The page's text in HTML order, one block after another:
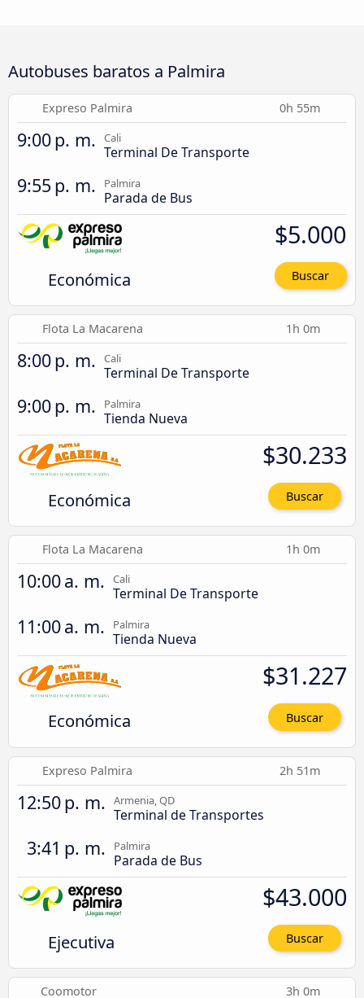
Autobuses baratos a Palmira
Expreso Palmira 0h 55m
9:00 p. m. Cali
Terminal De Transporte
9:55 p. m. Palmira
Parada de Bus
Económica
$5.000
Buscar
Flota La Macarena 1h 0m
8:00 p. m. Cali
Terminal De Transporte
9:00 p. m. Palmira
Tienda Nueva
Económica
$30.233
Buscar
Flota La Macarena 1h 0m
10:00 a. m. Cali
Terminal De Transporte
11:00 a. m. Palmira
Tienda Nueva
Económica
$31.227
Buscar
Expreso Palmira 2h 51m
12:50 p. m. Armenia, QD
Terminal de Transportes
3:41 p. m. Palmira
Parada de Bus
Ejecutiva
$43.000
Buscar
Coomotor 3h 0m